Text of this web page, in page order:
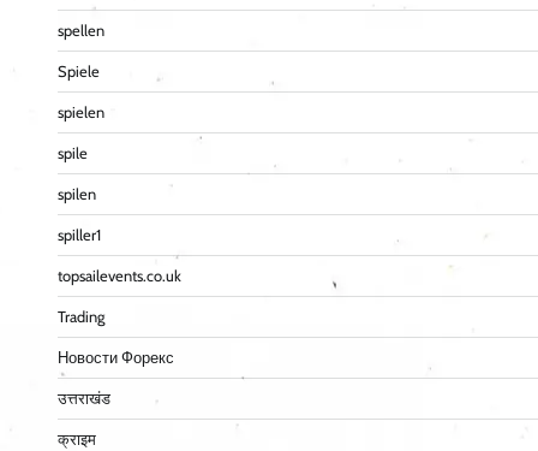
spellen
Spiele
spielen
spile
spilen
spiller1
topsailevents.co.uk
Trading
Новости Форекс
उत्तराखंड
क्राइम